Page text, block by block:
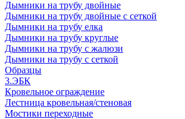
Дымники на трубу двoйные
Дымники на трубу двoйные с сеткой
Дымники на трубу елка
Дымники на трубу круглые
Дымники на трубу с жалюзи
Дымники на трубу с сеткой
Образцы
3.ЭБК
Кровельное ограждение
Лестница кровельная/стеновая
Мостики переходные